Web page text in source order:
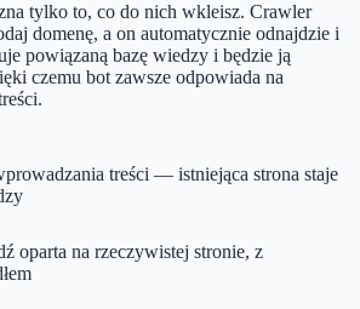
tylko to, co do nich wkleisz. Crawler
domenę, a on automatycznie odnajdzie i
powiązaną bazę wiedzy i będzie ją
czemu bot zawsze odpowiada na
treści — istniejąca strona staje
oparta na rzeczywistej stronie, z